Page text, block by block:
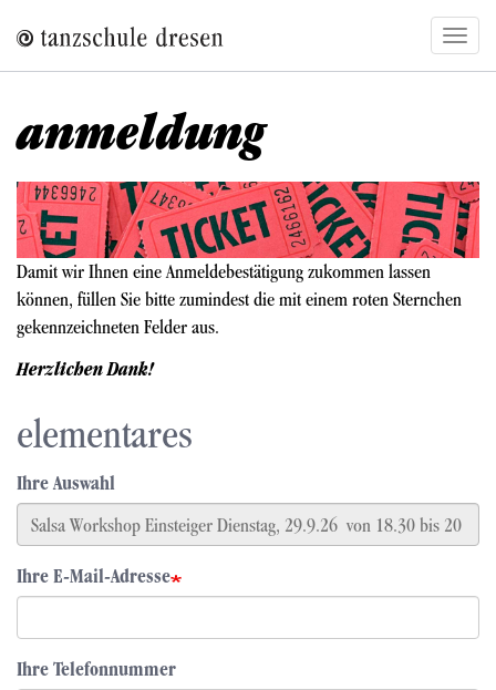
zum
Inhalt
anmeldung
Bild
Damit wir Ihnen eine Anmeldebestätigung zukommen lassen
können, füllen Sie bitte zumindest die mit einem roten Sternchen
gekennzeichneten Felder aus.
Herzlichen Dank!
elementares
Ihre Auswahl
Ihre E-Mail-Adresse
Ihre Telefonnummer